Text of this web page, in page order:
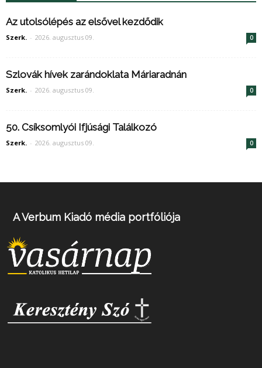
Az utolsólépés az elsővel kezdődik
Szerk. - 2026. augusztus 09. 0
Szlovák hívek zarándoklata Máriaradnán
Szerk. - 2026. augusztus 09. 0
50. Csíksomlyói Ifjúsági Találkozó
Szerk. - 2026. augusztus 09. 0
A Verbum Kiadó média portfóliója